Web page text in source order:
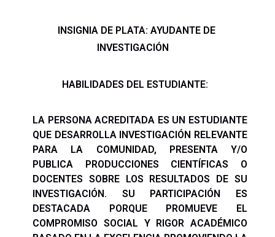
INSIGNIA DE PLATA: AYUDANTE DE
INVESTIGACIÓN
HABILIDADES DEL ESTUDIANTE:
LA PERSONA ACREDITADA ES UN ESTUDIANTE
QUE DESARROLLA INVESTIGACIÓN RELEVANTE
PARA LA COMUNIDAD, PRESENTA Y/O
PUBLICA PRODUCCIONES CIENTÍFICAS O
DOCENTES SOBRE LOS RESULTADOS DE SU
INVESTIGACIÓN. SU PARTICIPACIÓN ES
DESTACADA PORQUE PROMUEVE EL
COMPROMISO SOCIAL Y RIGOR ACADÉMICO